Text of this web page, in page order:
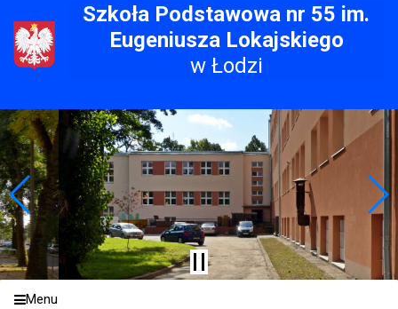
Szkoła Podstawowa nr 55 im.
Eugeniusza Lokajskiego
w Łodzi
Menu